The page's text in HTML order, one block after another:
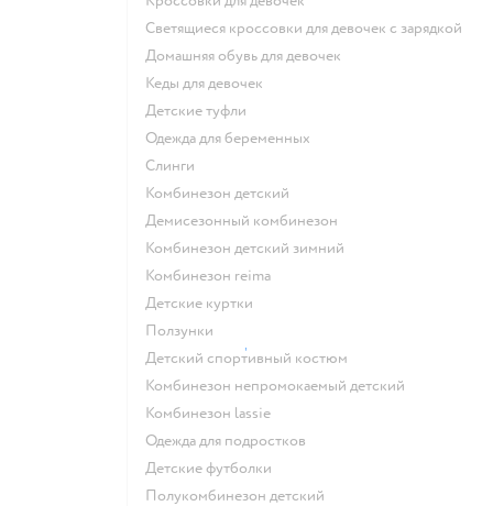
Светящиеся кроссовки для девочек с зарядкой
Домашняя обувь для девочек
Кеды для девочек
Детские туфли
Одежда для беременных
Слинги
Комбинезон детский
Демисезонный комбинезон
Комбинезон детский зимний
Комбинезон reima
Детские куртки
Ползунки
Детский спортивный костюм
Комбинезон непромокаемый детский
Комбинезон lassie
Одежда для подростков
Детские футболки
Полукомбинезон детский